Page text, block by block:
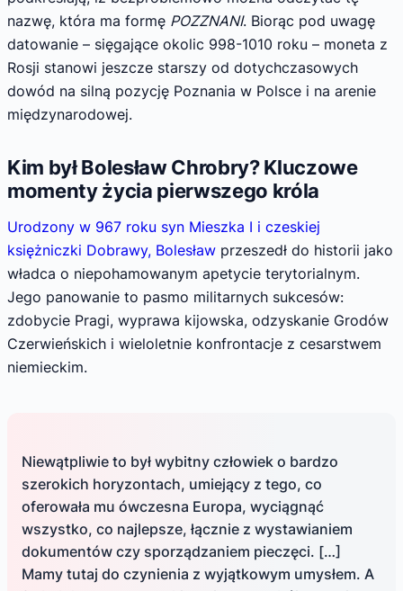
nazwę, która ma formę POZZNANI. Biorąc pod uwagę
datowanie – sięgające okolic 998-1010 roku – moneta z
Rosji stanowi jeszcze starszy od dotychczasowych
dowód na silną pozycję Poznania w Polsce i na arenie
międzynarodowej.
Kim był Bolesław Chrobry? Kluczowe
momenty życia pierwszego króla
Urodzony w 967 roku syn Mieszka I i czeskiej
księżniczki Dobrawy, Bolesław przeszedł do historii jako
władca o niepohamowanym apetycie terytorialnym.
Jego panowanie to pasmo militarnych sukcesów:
zdobycie Pragi, wyprawa kijowska, odzyskanie Grodów
Czerwieńskich i wieloletnie konfrontacje z cesarstwem
niemieckim.
Niewątpliwie to był wybitny człowiek o bardzo
szerokich horyzontach, umiejący z tego, co
oferowała mu ówczesna Europa, wyciągnąć
wszystko, co najlepsze, łącznie z wystawianiem
dokumentów czy sporządzaniem pieczęci. […]
Mamy tutaj do czynienia z wyjątkowym umysłem. A